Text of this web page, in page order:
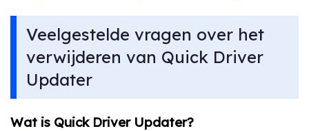
Veelgestelde vragen over het
verwijderen van Quick Driver
Updater
Wat is Quick Driver Updater?